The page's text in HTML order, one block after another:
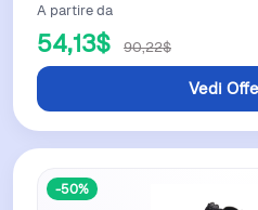
A partire da
54,13$ 90,22$
Vedi
-50%